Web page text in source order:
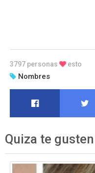
3797 personas esto
Nombres
Quiza te